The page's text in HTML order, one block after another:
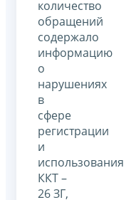
количество
обращений
содержало
информацию
о
нарушениях
в
сфере
регистрации
и
использования
ККТ –
26 ЗГ,